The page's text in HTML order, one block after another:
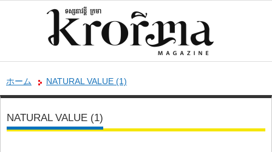
ホーム NATURAL VALUE (1)
NATURAL VALUE (1)